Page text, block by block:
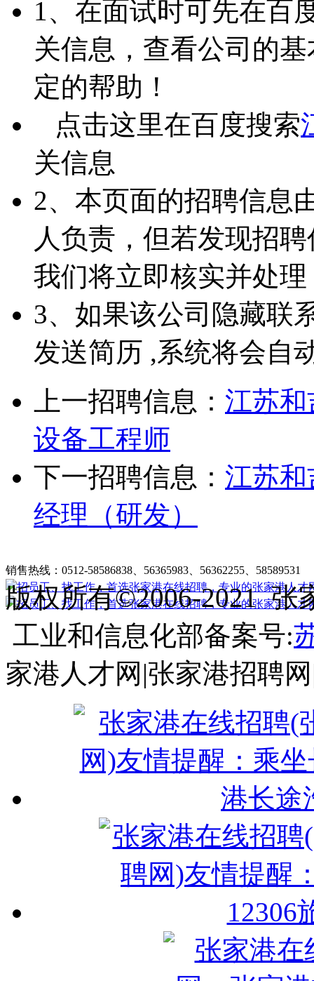
1、在面试时可先在百
关信息，查看公司的
定的帮助！
点击这里在百度搜索
关信息
2、本页面的招聘信息
人负责，但若发现招
我们将立即核实并处理
3、如果该公司隐藏联
发送简历 ,系统将会自
上一招聘信息： 江苏
设备工程师
下一招聘信息： 江苏
经理（研发）
销售热线：0512-58586838、56365983、56362255、58589531
版权所有©2006-2021 张
工业和信息化部备案号:
家港人才网|张家港招聘